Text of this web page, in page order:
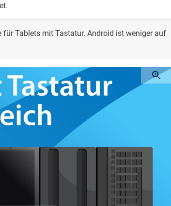
Tablets mit Tastatur. Android ist weniger auf